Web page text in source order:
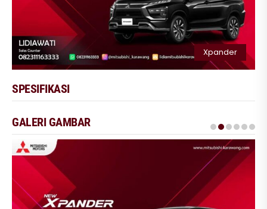
Xpander
SPESIFIKASI
GALERI GAMBAR